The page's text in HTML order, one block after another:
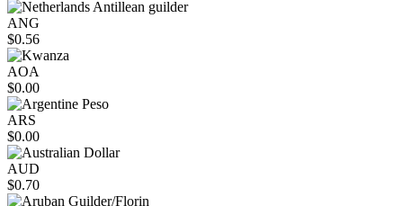
ANG
$0.56
AOA
$0.00
ARS
$0.00
AUD
$0.70